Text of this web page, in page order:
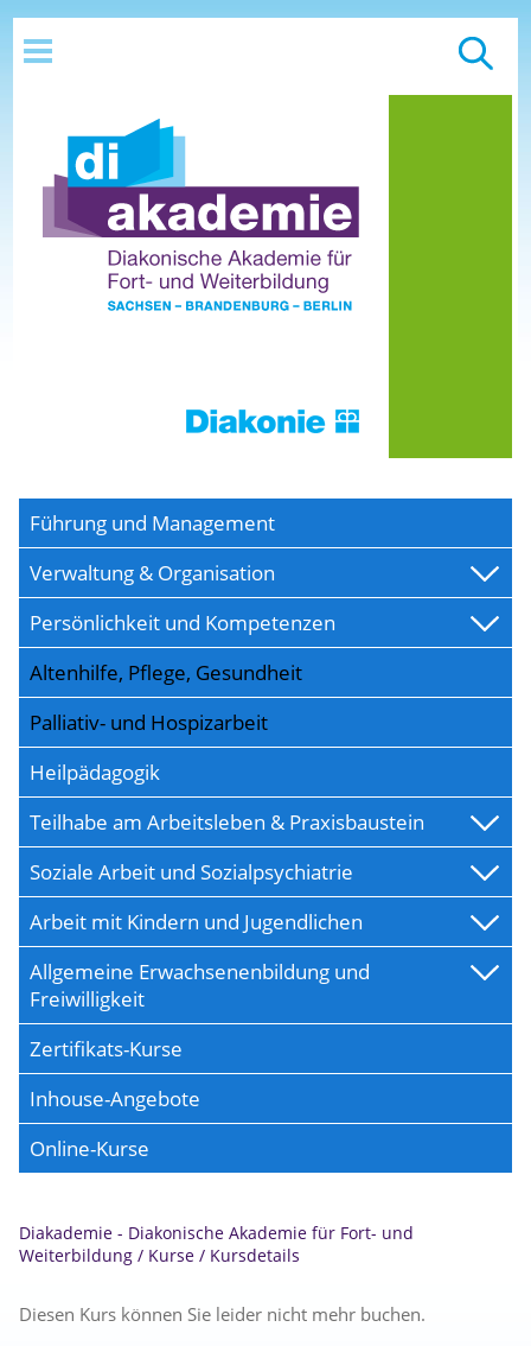
Führung und Management
Verwaltung & Organisation
Persönlichkeit und Kompetenzen
Altenhilfe, Pflege, Gesundheit
Palliativ- und Hospizarbeit
Heilpädagogik
Teilhabe am Arbeitsleben & Praxisbaustein
Soziale Arbeit und Sozialpsychiatrie
Arbeit mit Kindern und Jugendlichen
Allgemeine Erwachsenenbildung und
Freiwilligkeit
Zertifikats-Kurse
Inhouse-Angebote
Online-Kurse
Diakademie - Diakonische Akademie für Fort- und
Weiterbildung / Kurse / Kursdetails
Diesen Kurs können Sie leider nicht mehr buchen.